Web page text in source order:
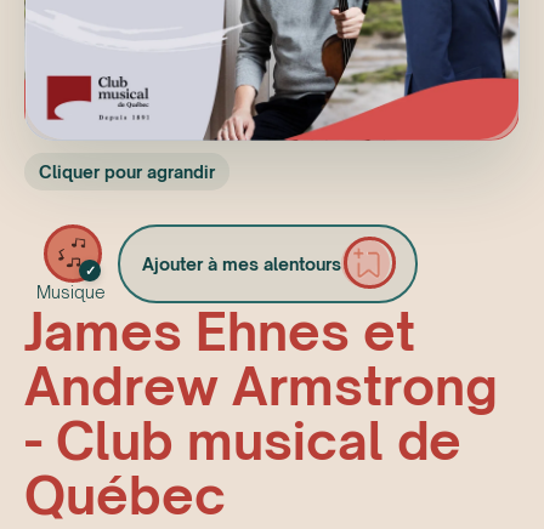
Cliquer pour agrandir
✓
Musique
Ajouter à mes alentours
James Ehnes et
Andrew Armstrong
- Club musical de
Québec